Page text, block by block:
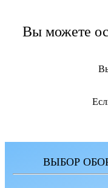
Вы можете
ВЫБОР